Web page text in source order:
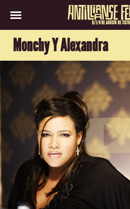
6/7/8 DE AGOSTO DE 2026
Monchy Y Alexandra